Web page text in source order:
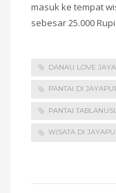
masuk ke tempat
sebesar 25.000
DANAU LOVE
PANTAI DI
PANTAI
WISATA DI